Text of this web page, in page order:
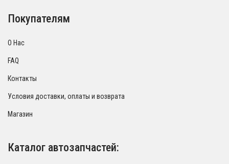
Покупателям
О Нас
FAQ
Контакты
Условия доставки, оплаты и возврата
Магазин
Каталог автозапчастей: